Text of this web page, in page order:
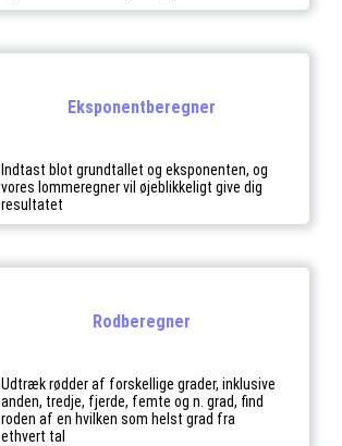
Eksponentberegner
Indtast blot grundtallet og eksponenten, og
vores lommeregner vil øjeblikkeligt give dig
resultatet
Rodberegner
Udtræk rødder af forskellige grader, inklusive
anden, tredje, fjerde, femte og n. grad, find
roden af en hvilken som helst grad fra
ethvert tal